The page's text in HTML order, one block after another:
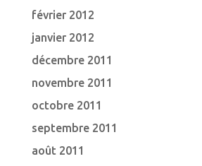
février 2012
janvier 2012
décembre 2011
novembre 2011
octobre 2011
septembre 2011
août 2011